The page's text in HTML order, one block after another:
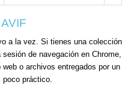
a la vez. Si tienes una colección
de navegación en Chrome,
o archivos entregados por un
práctico.